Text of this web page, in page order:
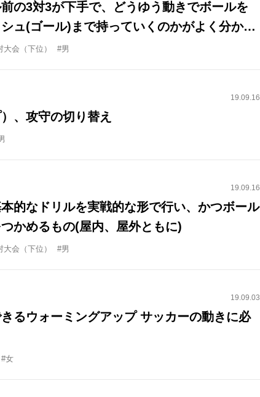
の3対3が下手で、どうゆう動きでボールを
ュ(ゴール)まで持っていくのかがよく分かり
分かるような練習をしたいです。
会（下位） #男
19.09.16
、攻守の切り替え
19.09.16
的なドリルを実戦的な形で行い、かつボール
かめるもの(屋内、屋外ともに)
会（下位） #男
19.09.03
るウォーミングアップ サッカーの動きに必
#女